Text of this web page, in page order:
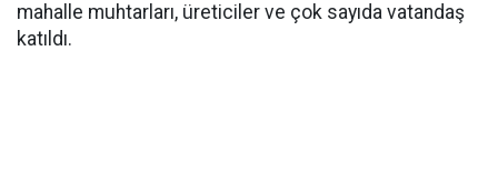
mahalle muhtarları, üreticiler ve çok sayıda vatandaş
katıldı.